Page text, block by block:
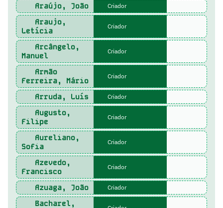
Araújo, João Criador
Araujo,
Letícia
Criador
Arcângelo,
Manuel
Criador
Armão
Ferreira, Mário
Criador
Arruda, Luís Criador
Augusto,
Filipe
Criador
Aureliano,
Sofia
Criador
Azevedo,
Francisco
Criador
Azuaga, João Criador
Bacharel,